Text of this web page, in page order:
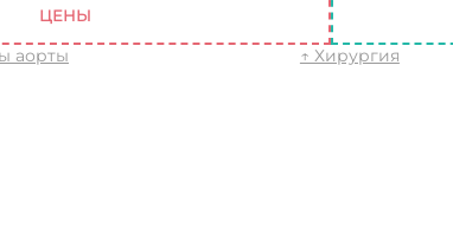
ЦЕНЫ
аорты ↑ Хирургия